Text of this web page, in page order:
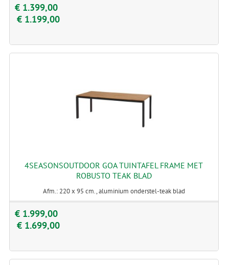
€ 1.399,00
€ 1.199,00
4SEASONSOUTDOOR GOA TUINTAFEL FRAME MET
ROBUSTO TEAK BLAD
Afm.: 220 x 95 cm., aluminium onderstel-teak blad
€ 1.999,00
€ 1.699,00